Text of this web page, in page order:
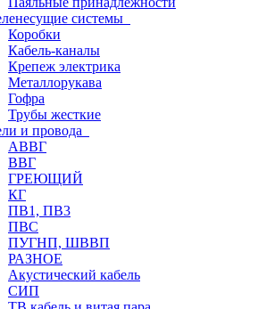
системы
Коробки
Кабель-каналы
Крепеж электрика
Металлорукава
Гофра
Трубы жесткие
и провода
АВВГ
ВВГ
ГРЕЮЩИЙ
КГ
ПВ1, ПВ3
ПВС
ПУГНП, ШВВП
РАЗНОЕ
Акустический кабель
СИП